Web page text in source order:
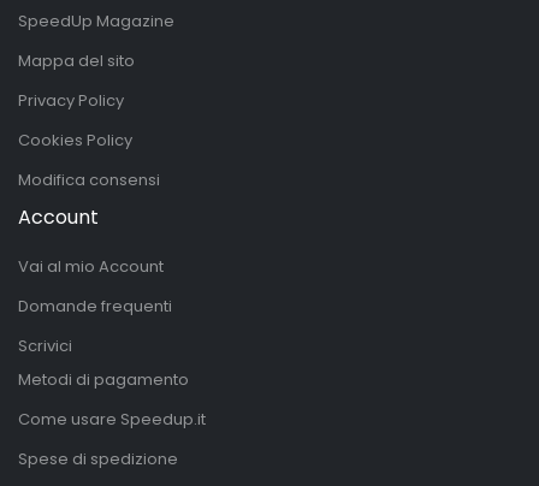
SpeedUp Magazine
Mappa del sito
Privacy Policy
Cookies Policy
Modifica consensi
Account
Vai al mio Account
Domande frequenti
Scrivici
Metodi di pagamento
Come usare Speedup.it
Spese di spedizione